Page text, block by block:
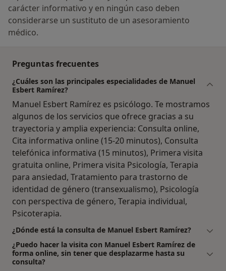
carácter informativo y en ningún caso deben
considerarse un sustituto de un asesoramiento
médico.
Preguntas frecuentes
¿Cuáles son las principales especialidades de Manuel
Esbert Ramírez?
Manuel Esbert Ramírez es psicólogo. Te mostramos
algunos de los servicios que ofrece gracias a su
trayectoria y amplia experiencia: Consulta online,
Cita informativa online (15-20 minutos), Consulta
telefónica informativa (15 minutos), Primera visita
gratuita online, Primera visita Psicología, Terapia
para ansiedad, Tratamiento para trastorno de
identidad de género (transexualismo), Psicología
con perspectiva de género, Terapia individual,
Psicoterapia.
¿Dónde está la consulta de Manuel Esbert Ramírez?
¿Puedo hacer la visita con Manuel Esbert Ramírez de
forma online, sin tener que desplazarme hasta su
consulta?